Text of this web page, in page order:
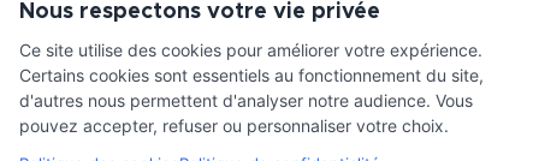
Lexique
Comment choisir ma pompe
Nous respectons votre vie privée
Ce site utilise des cookies pour améliorer votre expérience.
Certains cookies sont essentiels au fonctionnement du site,
d'autres nous permettent d'analyser notre audience. Vous
pouvez accepter, refuser ou personnaliser votre choix.